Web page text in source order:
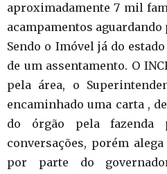
aproximadamente 7 mil
acampamentos aguardando
Sendo o Imóvel já do
de um assentamento. O
pela área, o
encaminhado uma carta ,
do órgão pela fazenda
conversações, porém
por parte do